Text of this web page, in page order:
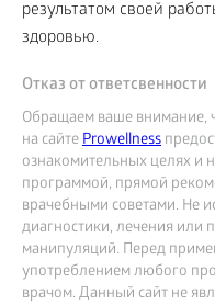
результатом своей
здоровью.
Отказ от ответсвенности
Обращаем ваше внимание,
на сайтеProwellness
ознакомительных целях и
программой, прямой
врачебными советами. Не
диагностики, лечения
манипуляций. Перед
употреблением любого
врачом. Данный сайт не